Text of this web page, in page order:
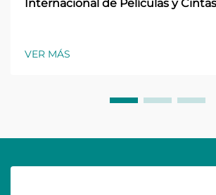
Internacional de Películas y
VER MÁS